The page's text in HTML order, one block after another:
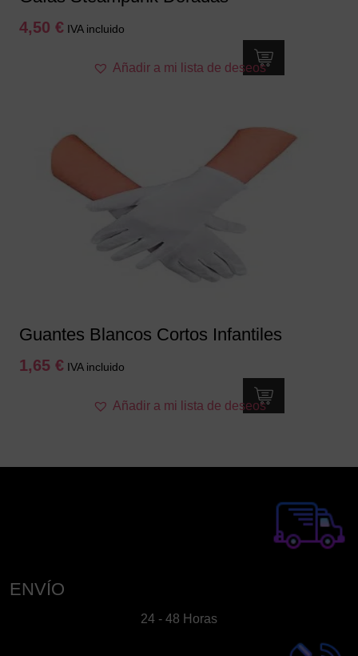
4,50 € IVA incluido
Añadir a mi lista de deseos
Guantes Blancos Cortos Infantiles
1,65 € IVA incluido
Añadir a mi lista de deseos
ENVÍO
24 - 48 Horas